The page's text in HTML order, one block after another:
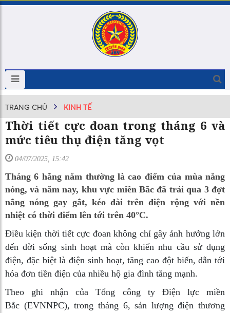
TRANG CHỦ KINH TẾ
Thời tiết cực đoan trong tháng 6 và
mức tiêu thụ điện tăng vọt
04/07/2025, 15:42
Tháng 6 hằng năm thường là cao điểm của mùa nắng
nóng, và năm nay, khu vực miền Bắc đã trải qua 3 đợt
nắng nóng gay gắt, kéo dài trên diện rộng với nền
nhiệt có thời điểm lên tới trên 40°C.
Điều kiện thời tiết cực đoan không chỉ gây ảnh hưởng lớn
đến đời sống sinh hoạt mà còn khiến nhu cầu sử dụng
điện, đặc biệt là điện sinh hoạt, tăng cao đột biến, dẫn tới
hóa đơn tiền điện của nhiều hộ gia đình tăng mạnh.
Theo ghi nhận của Tổng công ty Điện lực miền
Bắc (EVNNPC), trong tháng 6, sản lượng điện thương